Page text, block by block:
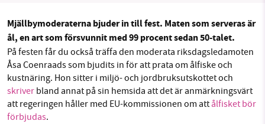
Sök Sparade inlägg
Facebook Instagram BlueSky
Mjällbymoderaterna bjuder in till fest. Maten som serveras är
ål, en art som försvunnit med 99 procent sedan 50-talet.
På festen får du också träffa den moderata riksdagsledamoten
Åsa Coenraads som bjudits in för att prata om ålfiske och
kustnäring. Hon sitter i miljö- och jordbruksutskottet och
skriver bland annat på sin hemsida att det är anmärkningsvärt
att regeringen håller med EU-kommissionen om att ålfisket bör
förbjudas.
Stötta vårt arbete genom att swisha en slant till
1231368703
Läs vad vi vill göra